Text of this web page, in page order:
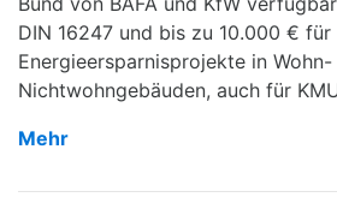
DIN 16247 und bis zu 10.000 €
Energieersparnisprojekte in Wohn-
Nichtwohngebäuden, auch für
Mehr